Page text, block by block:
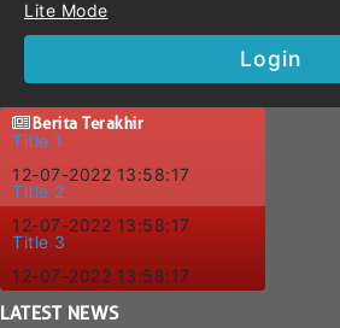
Lite Mode
Login
Berita Terakhir
Title 1
12-07-2022 13:58:17
Title 2
12-07-2022 13:58:17
Title 3
12-07-2022 13:58:17
LATESTNEWS